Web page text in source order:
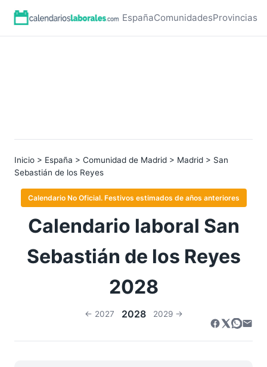
EspañaComunidadesProvincias
Inicio > España > Comunidad de Madrid > Madrid > San
Sebastián de los Reyes
Calendario No Oficial. Festivos estimados de años anteriores
Calendario laboral San
Sebastián de los Reyes
2028
← 2027 2028 2029 →